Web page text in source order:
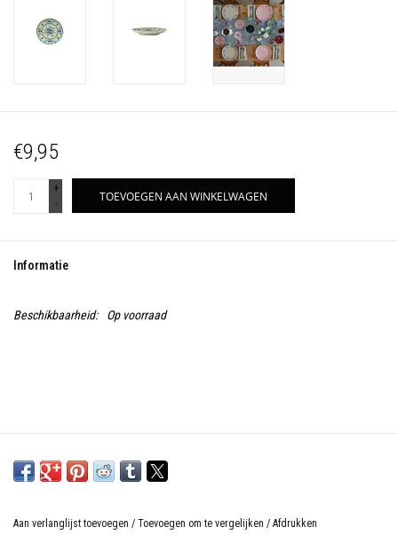
€9,95
+
-
TOEVOEGEN AAN WINKELWAGEN
Informatie
Beschikbaarheid: Op voorraad
Aan verlanglijst toevoegen / Toevoegen om te vergelijken / Afdrukken